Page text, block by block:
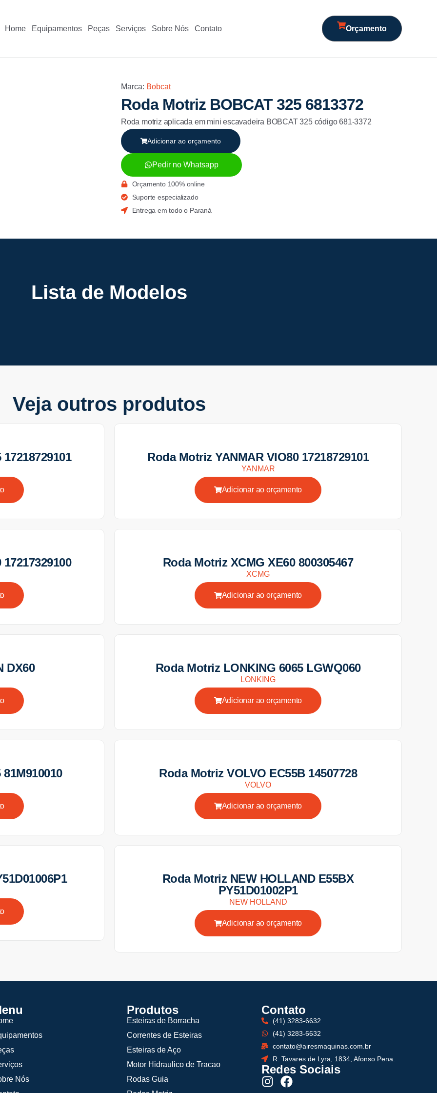
Home Equipamentos Peças Serviços Sobre Nós Contato Orçamento
Marca: Bobcat
Roda Motriz BOBCAT 325 6813372
Roda motriz aplicada em mini escavadeira BOBCAT 325 código 681-3372
Adicionar ao orçamento
Pedir no Whatsapp
Orçamento 100% online
Suporte especializado
Entrega em todo o Paraná
Lista de Modelos
Veja outros produtos
Roda Motriz YANMAR VIO80 17218729101
YANMAR
Adicionar ao orçamento
Roda Motriz XCMG XE60 800305467
XCMG
Adicionar ao orçamento
DX60 Roda Motriz LONKING 6065 LGWQ060
LONKING
Adicionar ao orçamento
Roda Motriz VOLVO EC55B 14507728
VOLVO
Adicionar ao orçamento
Roda Motriz NEW HOLLAND E55BX
PY51D01002P1
NEW HOLLAND
Adicionar ao orçamento
Nós
Produtos
Esteiras de Borracha
Correntes de Esteiras
Esteiras de Aço
Motor Hidraulico de Tracao
Rodas Guia
Contato
(41) 3283-6632
(41) 3283-6632
contato@airesmaquinas.com.br
R. Tavares de Lyra, 1834, Afonso Pena.
Redes Sociais